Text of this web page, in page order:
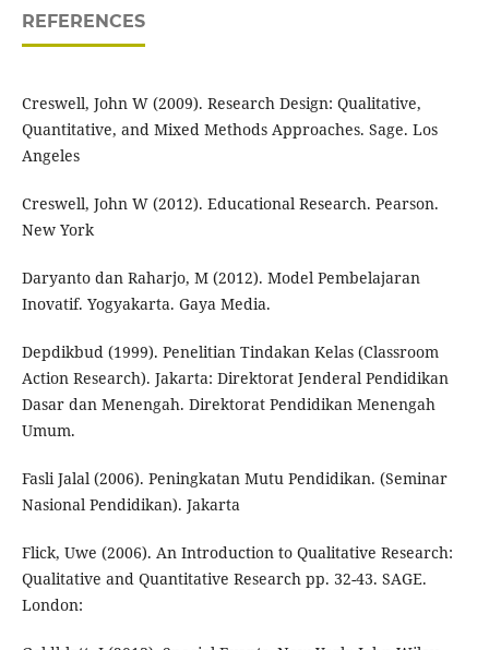
REFERENCES
Creswell, John W (2009). Research Design: Qualitative,
Quantitative, and Mixed Methods Approaches. Sage. Los
Angeles
Creswell, John W (2012). Educational Research. Pearson.
New York
Daryanto dan Raharjo, M (2012). Model Pembelajaran
Inovatif. Yogyakarta. Gaya Media.
Depdikbud (1999). Penelitian Tindakan Kelas (Classroom
Action Research). Jakarta: Direktorat Jenderal Pendidikan
Dasar dan Menengah. Direktorat Pendidikan Menengah
Umum.
Fasli Jalal (2006). Peningkatan Mutu Pendidikan. (Seminar
Nasional Pendidikan). Jakarta
Flick, Uwe (2006). An Introduction to Qualitative Research:
Qualitative and Quantitative Research pp. 32-43. SAGE.
London: